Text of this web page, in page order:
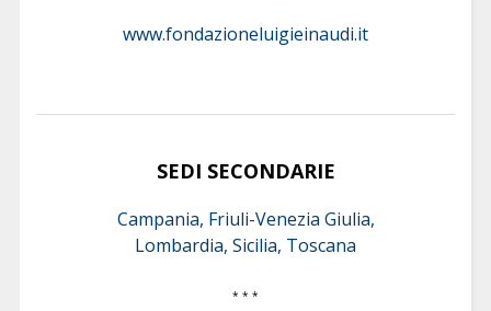
www.fondazioneluigieinaudi.it
SEDI SECONDARIE
Campania, Friuli-Venezia Giulia,
Lombardia, Sicilia, Toscana
* * *